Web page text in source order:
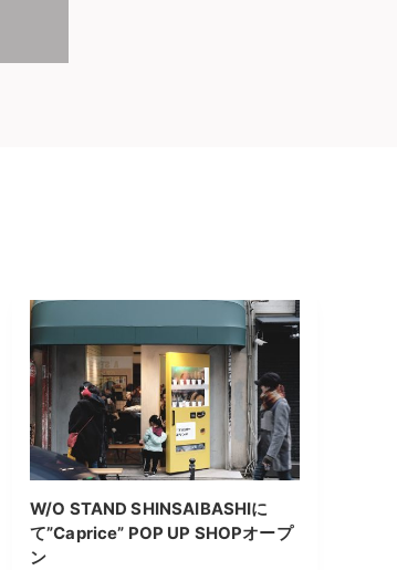
W/O STAND SHINSAIBASHIに
て”Caprice” POP UP SHOPオープ
ン